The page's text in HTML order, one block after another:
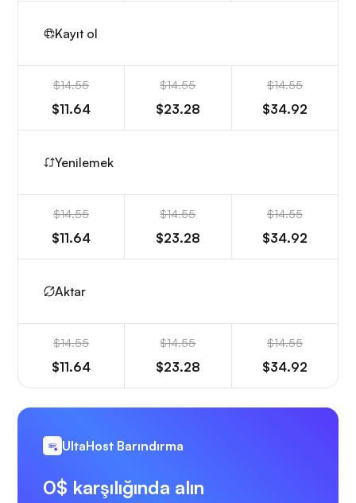
Kayıt ol
$14.55
$11.64
$14.55
$23.28
$14.55
$34.92
Yenilemek
$14.55
$11.64
$14.55
$23.28
$14.55
$34.92
Aktar
$14.55
$11.64
$14.55
$23.28
$14.55
$34.92
UltaHost Barındırma
0$ karşılığında alın